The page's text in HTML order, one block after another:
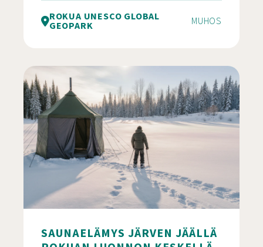
ROKUA UNESCO GLOBAL
GEOPARK MUHOS
SAUNAELÄMYS JÄRVEN JÄÄLLÄ